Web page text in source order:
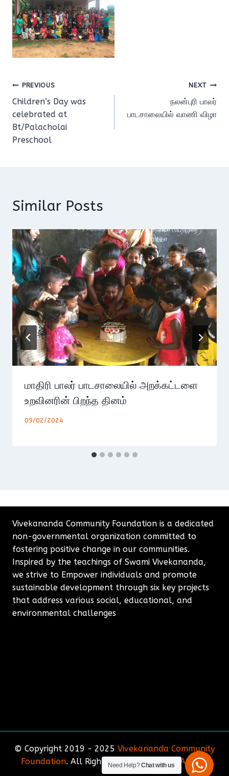
Post
navigation
PREVIOUS
Children’s Day was
celebrated at
Bt/Palacholai
Preschool
NEXT
நலன்புரி பாலர்
பாடசாலையில் வாணி விழா
Similar Posts
மாதிரி பாலர் பாடசாலையில் அறக்கட்டளை
உறவினரின் பிறந்த தினம்
09/02/2024
Vivekananda Community Foundation is a dedicated
non-governmental organization committed to
fostering positive change in our communities.
Inspired by the teachings of Swami Vivekananda,
we strive to Empower individuals and promote
sustainable development through six key projects
that address various social, educational, and
environmental challenges
© Copyright 2019 - 2025 Vivekananda Community
Foundation. All Rights Reserved. Site by Amirda
Need Help?Chat with us